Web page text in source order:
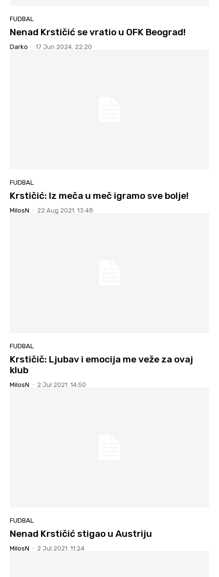
FUDBAL
Nenad Krstičić se vratio u OFK Beograd!
Darko - 17 Jun 2024. 22:20
FUDBAL
Krstičić: Iz meča u meč igramo sve bolje!
MilosN - 22 Aug 2021. 13:48
FUDBAL
Krstičič: Ljubav i emocija me veže za ovaj
klub
MilosN - 2 Jul 2021. 14:50
FUDBAL
Nenad Krstičić stigao u Austriju
MilosN - 2 Jul 2021. 11:24